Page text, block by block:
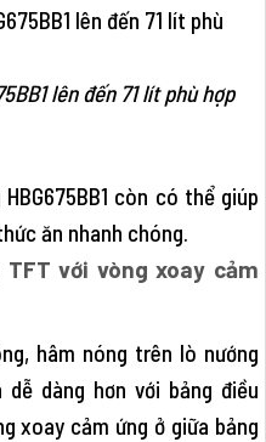
lên đến 71 lít phù hợp
còn có thể giúp
ăn nhanh chóng.
với vòng xoay cảm
hâm nóng trên lò nướng
dễ dàng hơn với bảng điều
xoay cảm ứng ở giữa bảng